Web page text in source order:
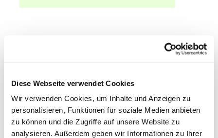
Diese Webseite verwendet Cookies
Wir verwenden Cookies, um Inhalte und Anzeigen zu
personalisieren, Funktionen für soziale Medien anbieten
zu können und die Zugriffe auf unsere Website zu
analysieren. Außerdem geben wir Informationen zu Ihrer